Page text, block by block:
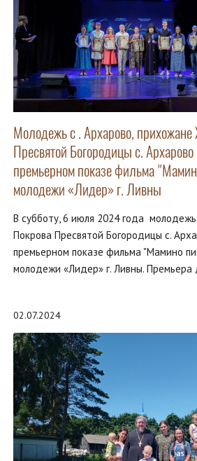
Молодежь с . Архарово,
Пресвятой Богородицы с.
премьерном показе фильма
молодежи «Лидер» г. Ливны
В субботу, 6 июля 2024 года
Покрова Пресвятой Богородицы с.
премьерном показе фильма "Мамино
молодежи «Лидер» г. Ливны. Премьера
02.07.2024